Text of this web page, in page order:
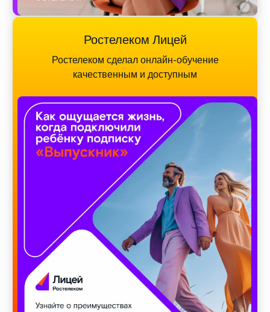
Ростелеком Лицей
Ростелеком сделал онлайн-обучение
качественным и доступным